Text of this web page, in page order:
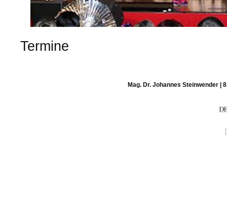
Termine
Mag. Dr. Johannes Steinwender |